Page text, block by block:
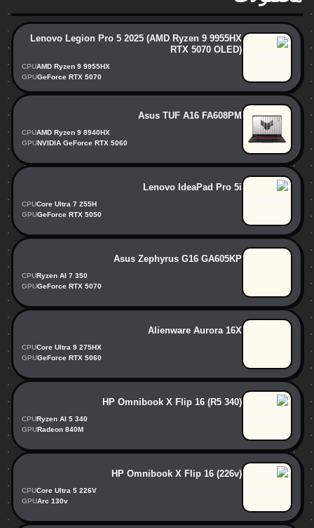
Lenovo Legion Pro 5 2025 (AMD Ryzen 9 9955HX
RTX 5070 OLED)
CPUAMD Ryzen 9 9955HX
GPUGeForce RTX 5070
Asus TUF A16 FA608PM
CPUAMD Ryzen 9 8940HX
GPUNVIDIA GeForce RTX 5060
Lenovo IdeaPad Pro 5i
CPUCore Ultra 7 255H
GPUGeForce RTX 5050
Asus Zephyrus G16 GA605KP
CPURyzen AI 7 350
GPUGeForce RTX 5070
Alienware Aurora 16X
CPUCore Ultra 9 275HX
GPUGeForce RTX 5060
HP Omnibook X Flip 16 (R5 340)
CPURyzen AI 5 340
GPURadeon 840M
HP Omnibook X Flip 16 (226v)
CPUCore Ultra 5 226V
GPUArc 130v